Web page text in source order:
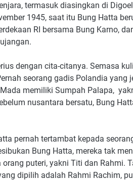
termasuk diasingkan di
1945, saat itu Bung Hatta
RI bersama Bung Karno,
dengan cita-citanya. Semasa
seorang gadis Polandia
memiliki Sumpah Palapa,
nusantara bersatu, Bung
pernah tertambat kepada
Bung Hatta, mereka tak
puteri, yakni Titi dan Rahmi.
dipilih adalah Rahmi Rachim,